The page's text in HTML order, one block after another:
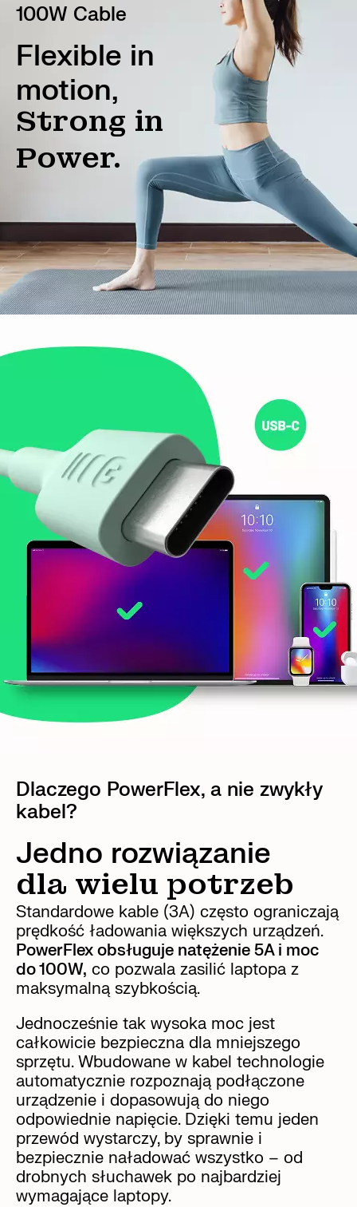
100W Cable
Flexible in
motion,
Strong in
Power.
Dlaczego PowerFlex, a nie zwykły
kabel?
Jedno rozwiązanie
dla wielu potrzeb
Standardowe kable (3A) często ograniczają
prędkość ładowania większych urządzeń.
PowerFlex obsługuje natężenie 5A i moc
do 100W, co pozwala zasilić laptopa z
maksymalną szybkością.
Jednocześnie tak wysoka moc jest
całkowicie bezpieczna dla mniejszego
sprzętu. Wbudowane w kabel technologie
automatycznie rozpoznają podłączone
urządzenie i dopasowują do niego
odpowiednie napięcie. Dzięki temu jeden
przewód wystarczy, by sprawnie i
bezpiecznie naładować wszystko – od
drobnych słuchawek po najbardziej
wymagające laptopy.